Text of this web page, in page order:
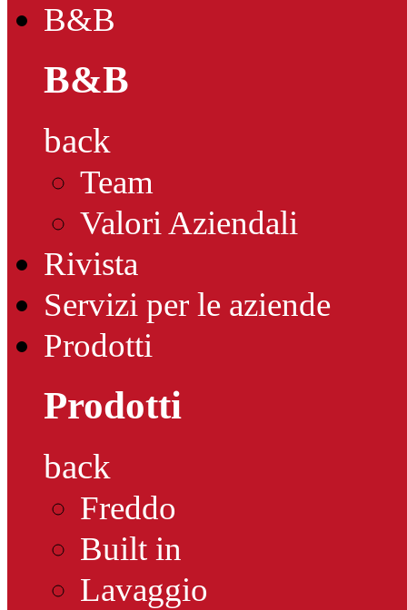
B&B
B&B
back
Team
Valori Aziendali
Rivista
Servizi per le aziende
Prodotti
Prodotti
back
Freddo
Built in
Lavaggio